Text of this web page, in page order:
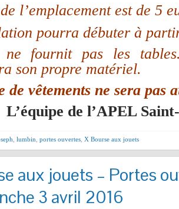
l’emplacement est de 5
pourra débuter à
ne fournit pas les
son propre matériel.
de vêtements ne sera pas
L’équipe de l’APEL
lumbin portes ouvertes X Bourse aux jouets
aux jouets – Portes
3 avril 2016